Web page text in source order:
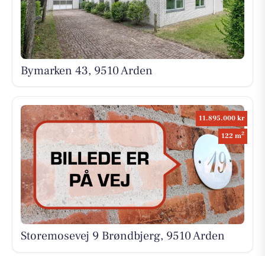
Bymarken 43, 9510 Arden
11.895.000 kr
122 m2
Storemosevej 9 Brøndbjerg, 9510 Arden